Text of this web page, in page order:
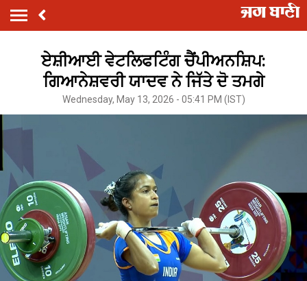
ਏਸ਼ੀਆਈ ਵੇਟਲਿਫਟਿੰਗ ਚੈਂਪੀਅਨਸ਼ਿਪ:
ਗਿਆਨੇਸ਼ਵਰੀ ਯਾਦਵ ਨੇ ਜਿੱਤੇ ਦੋ ਤਮਗੇ
Wednesday, May 13, 2026 - 05:41 PM (IST)